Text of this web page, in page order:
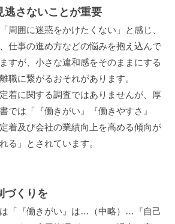
さないことが重要
周囲に迷惑をかけたくない」と感じ、
仕事の進め方などの悩みを抱え込んで
すが、小さな違和感をそのままにする
職に繋がるおそれがあります。
着に関する調査ではありませんが、厚
では「『働きがい』『働きやすさ』
着及び会社の業績向上を高める傾向が
る」とされています。
くりを
「『働きがい』は…（中略）…『自己